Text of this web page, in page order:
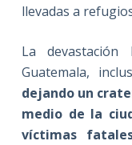
llevadas a
La
Guatemala,
dejando un
medio de la
víctimas